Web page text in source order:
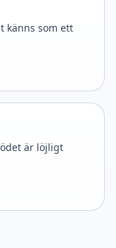
känns som ett
är löjligt